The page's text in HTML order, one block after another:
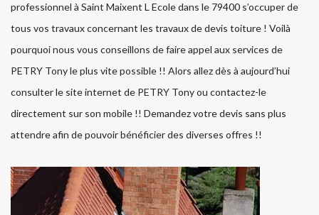
professionnel à Saint Maixent L Ecole dans le 79400 s’occuper de
tous vos travaux concernant les travaux de devis toiture ! Voilà
pourquoi nous vous conseillons de faire appel aux services de
PETRY Tony le plus vite possible !! Alors allez dès à aujourd’hui
consulter le site internet de PETRY Tony ou contactez-le
directement sur son mobile !! Demandez votre devis sans plus
attendre afin de pouvoir bénéficier des diverses offres !!